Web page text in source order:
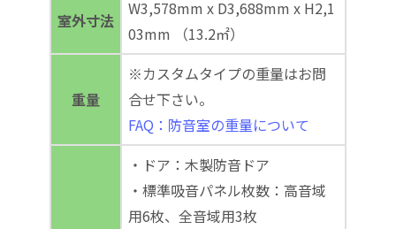
室外寸法
W3,578mm x D3,688mm x H2,1
03mm （13.2㎡）
重量
※カスタムタイプの重量はお問
合せ下さい。
FAQ：防音室の重量について
・ドア：木製防音ドア
・標準吸音パネル枚数：高音域
用6枚、全音域用3枚